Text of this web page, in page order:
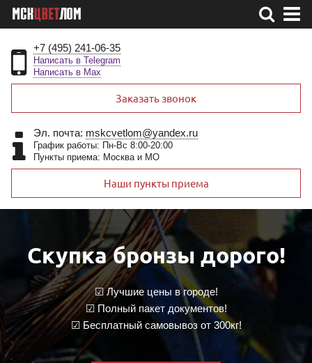
+7 (495) 241-06-35
Написать в Telegram
Написать в Max
Заказать звонок
Эл. почта: mskcvetlom@yandex.ru
График работы: Пн-Вс 8:00-20:00
Пункты приема: Москва и МО
Наши пункты приема
Скупка бронзы дорого!
☑ Лучшие цены в городе!
☑ Полный пакет документов!
☑ Бесплатный самовывоз от 300кг!